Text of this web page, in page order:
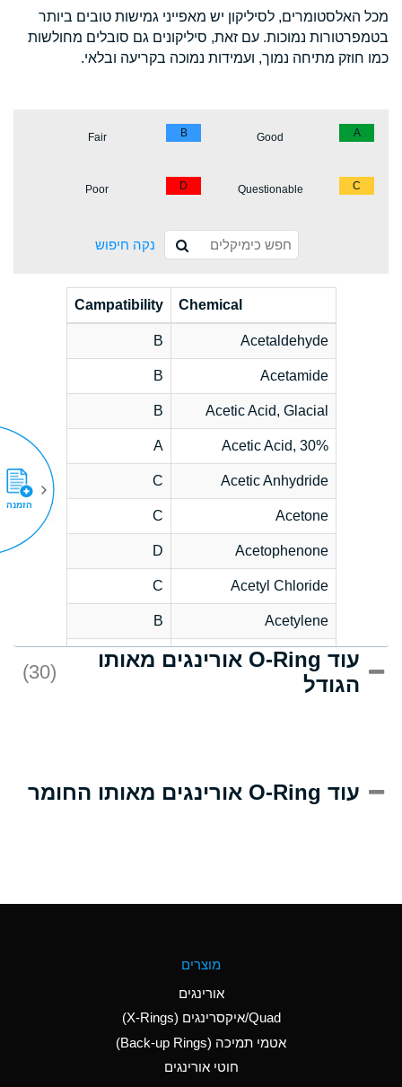
מכל האלסטומרים, לסיליקון יש מאפייני גמישות טובים ביותר
בטמפרטורות נמוכות. עם זאת, סיליקונים גם סובלים מחולשות
כמו חוזק מתיחה נמוך, ועמידות נמוכה בקריעה ובלאי.
A
Good
B
Fair
C
Questionable
D
Poor
נקה חיפוש
Chemical
Campatibility
Acetaldehyde
B
Acetamide
B
Acetic Acid, Glacial
B
Acetic Acid, 30%
A
Acetic Anhydride
C
Acetone
C
Acetophenone
D
Acetyl Chloride
C
Acetylene
B
Acrlylonitrile
D
Adipic Acid
(Aqueous)
Aluminum Nitrate
(Aqueous)
Aluminum Phosphate
עוד O-Ring אורינגים מאותו
הגודל
(30)
עוד O-Ring אורינגים מאותו החומר
מוצרים
אורינגים
Quad/איקסרינגים (X-Rings)
אטמי תמיכה (Back-up Rings)
חוטי אורינגים
הזמנה